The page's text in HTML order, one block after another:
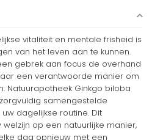
vitaliteit en mentale frisheid is
van het leven aan te kunnen.
gebrek aan focus de overhand
een verantwoorde manier om
Natuurapotheek Ginkgo biloba
samengestelde
dagelijkse routine. Dit
op een natuurlijke manier,
dag opnieuw met een